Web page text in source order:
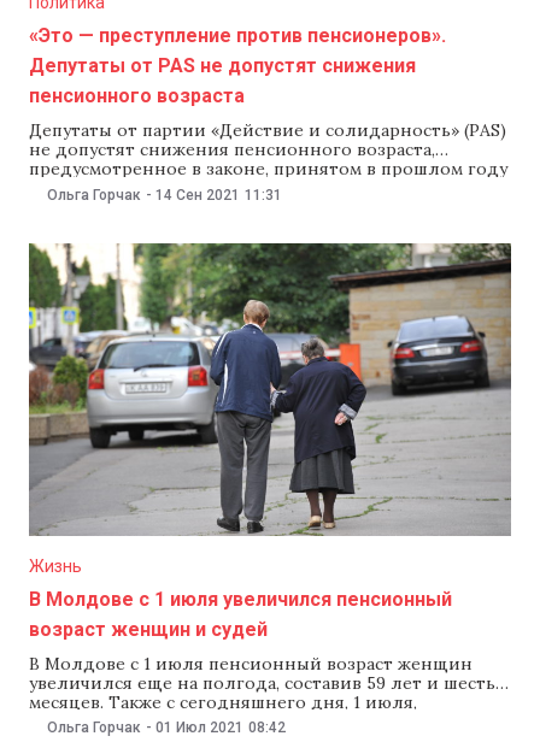
«Это — преступление против пенсионеров».
Депутаты от PAS не допустят снижения
пенсионного возраста
Депутаты от партии «Действие и солидарность» (PAS)
не допустят снижения пенсионного возраста,
предусмотренное в законе, принятом в прошлом году
Партией социалистов (ПСРМ) и партией «Шор». Как
отметил 13 сентября в эфире передачи Punctul pe Azi
пенсионного возраста приведет к кризису рабочей
Ольга Горчак - 14 Сен 2021 11:31
Жизнь
В Молдове с 1 июля увеличился пенсионный
возраст женщин и судей
В Молдове с 1 июля пенсионный возраст женщин
увеличился еще на полгода, составив 59 лет и шесть
месяцев. Также с сегодняшнего дня, 1 июля,
увеличился и пенсионный возраст судей до 50 лет и
Ольга Горчак - 01 Июл 2021 08:42